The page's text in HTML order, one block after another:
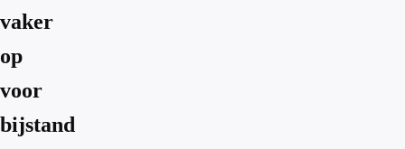
vaker
op
voor
bijstand